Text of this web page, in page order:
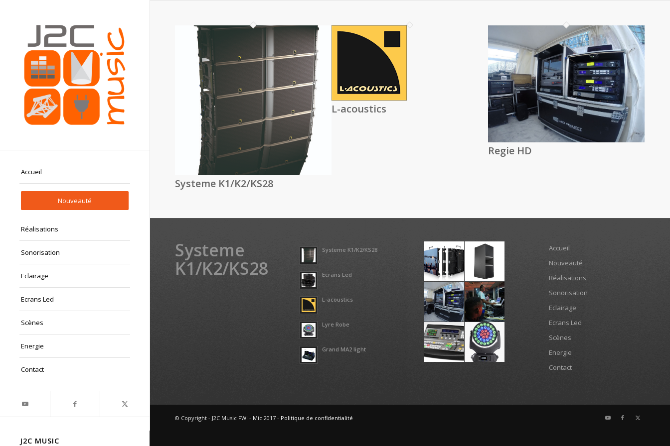
Accueil
Nouveauté
Réalisations
Sonorisation
Eclairage
Ecrans Led
Scènes
Energie
Contact
J2C MUSIC
Systeme K1/K2/KS28
L-acoustics
Regie HD
Systeme
K1/K2/KS28
Systeme K1/K2/KS28
Ecrans Led
L-acoustics
Lyre Robe
Grand MA2 light
Accueil
Nouveauté
Réalisations
Sonorisation
Eclairage
Ecrans Led
Scènes
Energie
Contact
© Copyright - J2C Music FWI - Mic 2017 - Politique de confidentialité